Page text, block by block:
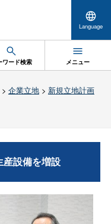
Language
ワード検索 メニュー
> 企業立地> 新規立地計画
産設備を増設